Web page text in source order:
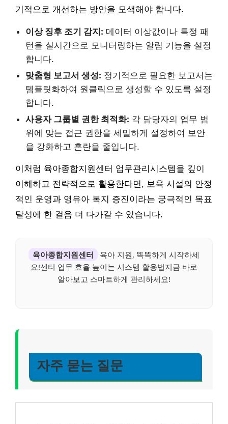
기적으로 개선하는 방안을 모색해야 합니다.
이상 징후 조기 감지: 데이터 이상값이나 특정 패
턴을 실시간으로 모니터링하는 알림 기능을 설정
합니다.
맞춤형 보고서 생성: 정기적으로 필요한 보고서는
템플릿화하여 원클릭으로 생성할 수 있도록 설정
합니다.
사용자 그룹별 권한 최적화: 각 담당자의 업무 범
위에 맞는 접근 권한을 세밀하게 설정하여 보안
을 강화하고 혼란을 줄입니다.
이처럼 육아종합지원센터 업무관리시스템을 깊이
이해하고 전략적으로 활용한다면, 보육 시설의 안정
적인 운영과 영유아 복지 증진이라는 궁극적인 목표
달성에 한 걸음 더 다가갈 수 있습니다.
육아종합지원센터
육아 지원, 똑똑하게 시작하세
요!센터 업무 효율 높이는 시스템 활용법지금 바로
알아보고 스마트하게 관리하세요!
자주 묻는 질문